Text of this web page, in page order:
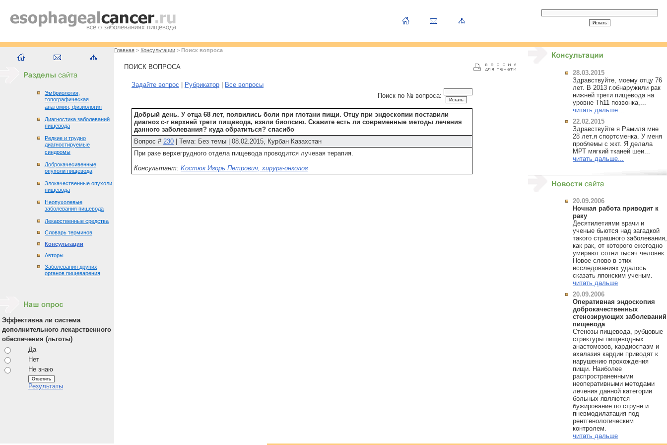
Эмбриология,
топографическая
анатомия, физиология
Диагностика заболеваний
пищевода
Редкие и трудно
диагностируемые
синдромы
Доброкачесивенные
опухоли пищевода
Злокачественные опухоли
пищевода
Неопухолевые
заболевания пищевода
Лекарственные средства
Словарь терминов
Консультации
Авторы
Заболевания друних
органов пищеварения
Эффективна ли система
дополнительного лекарственного
обеспечения (льготы)
Да
Нет
Не знаю
Результаты
Главная > Консультации > Поиск вопроса
ПОИСК ВОПРОСА
Задайте вопрос Рубрикатор
Все вопросы
Поиск по № вопроса:
Добрый день. У отца 68 лет, появились боли при глотани пищи. Отцу при эндоскопии поставили
диагноз c-r верхней трети пищевода, взяли биопсию. Скажите есть ли современные методы лечения
данного заболевания? куда обратиться? спасибо
Вопрос # 230 | Тема: Без темы | 08.02.2015, Курбан Казахстан
При раке верхегрудного отдела пищевода проводится лучевая терапия.
Консультант: Kocтюк Игорь Петрович, хирург-онколог
28.03.2015
Здравствуйте, моему отцу 76
лет. В 2013 г.обнаружили рак
нижней трети пищевода на
уровне Тh11 позвонка,...
читать дальше...
22.02.2015
Здравствуйте я Рамиля мне
28 лет.я спортсменка. У меня
проблемы с жкт. Я делала
МРТ мягкий тканей шеи...
читать дальше...
20.09.2006
Ночная работа приводит к
раку
Десятилетиями врачи и
ученые бьются над загадкой
такого страшного заболевания,
как рак, от которого ежегодно
умирают сотни тысяч человек.
Новое слово в этих
исследованиях удалось
сказать японским ученым.
читать дальше
20.09.2006
Оперативная эндоскопия
доброкачественных
стенозирующих заболеваний
пищевода
Стенозы пищевода, рубцовые
стриктуры пищеводных
анастомозов, кардиоспазм и
ахалазия кардии приводят к
нарушению прохождения
пищи. Наиболее
распространенными
неоперативными методами
лечения данной категории
больных являются
бужирование по струне и
пневмодилатация под
рентгенологическим
контролем.
читать дальше